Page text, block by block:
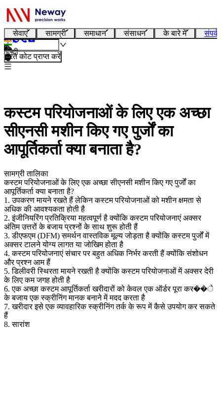
सेवाएं सामग्री समाधान संसाधन के बारे में
हिन्दी
तुरंत कोट प्राप्त करें
कस्टम परियोजनाओं के लिए एक अच्छा
सीएनसी मशीन किए गए पुर्जों का
आपूर्तिकर्ता क्या बनाता है?
सामग्री तालिका
कस्टम परियोजनाओं के लिए एक अच्छा सीएनसी मशीन किए गए पुर्जों का
आपूर्तिकर्ता क्या बनाता है?
1. उपकरण मायने रखते हैं लेकिन कस्टम परियोजनाओं को मशीन क्षमता से
अधिक की आवश्यकता होती है
2. इंजीनियरिंग प्रतिक्रिया महत्वपूर्ण है क्योंकि कस्टम परियोजनाएं अक्सर
अंतिम उत्तरों के बजाय प्रश्नों के साथ शुरू होती हैं
3. डीएफएम (DFM) समर्थन वास्तविक मूल्य जोड़ता है क्योंकि कस्टम पुर्जों में
अक्सर टालने योग्य लागत या जोखिम होता है
4. कस्टम परियोजनाएं संचार पर बहुत अधिक निर्भर करती हैं क्योंकि संशोधन
और प्रश्न आम हैं
5. डिलीवरी स्थिरता मायने रखती है क्योंकि कस्टम परियोजनाओं में अक्सर देरी
के लिए कम जगह होती है
6. एक अच्छा कस्टम आपूर्तिकर्ता खरीदारों को केवल एक ऑर्डर पूरा कर��े
के बजाय एक स्क्रीनिंग मानक बनाने में मदद करता है
7. खरीदार इसे एक व्यावहारिक स्क्रीनिंग तर्क के रूप में कैसे उपयोग कर सकते
हैं
8. सारांश